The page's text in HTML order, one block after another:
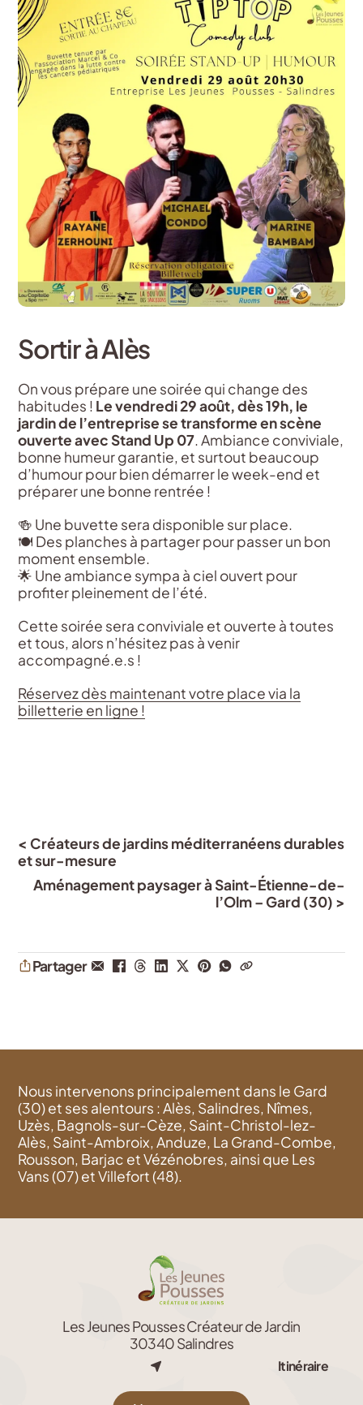
Sortir à Alès
On vous prépare une soirée qui change des
habitudes ! Le vendredi 29 août, dès 19h, le
jardin de l’entreprise se transforme en scène
ouverte avec Stand Up 07. Ambiance conviviale,
bonne humeur garantie, et surtout beaucoup
d’humour pour bien démarrer le week-end et
préparer une bonne rentrée !
🍻 Une buvette sera disponible sur place.
🍽 Des planches à partager pour passer un bon
moment ensemble.
🌟 Une ambiance sympa à ciel ouvert pour
profiter pleinement de l’été.
Cette soirée sera conviviale et ouverte à toutes
et tous, alors n’hésitez pas à venir
accompagné.e.s !
Réservez dès maintenant votre place via la
billetterie en ligne !
< Créateurs de jardins méditerranéens durables
et sur-mesure
Aménagement paysager à Saint-Étienne-de-
l’Olm – Gard (30) >
Partager
Nous intervenons principalement dans le Gard
(30) et ses alentours : Alès, Salindres, Nîmes,
Uzès, Bagnols-sur-Cèze, Saint-Christol-lez-
Alès, Saint-Ambroix, Anduze, La Grand-Combe,
Rousson, Barjac et Vézénobres, ainsi que Les
Vans (07) et Villefort (48).
Les Jeunes Pousses Créateur de Jardin
30340 Salindres
Itinéraire